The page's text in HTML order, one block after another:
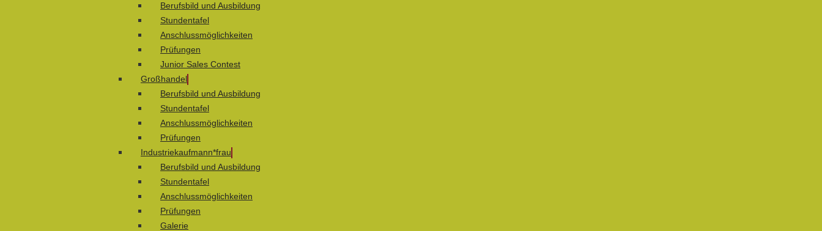
Berufsbild und Ausbildung
Stundentafel
Anschlussmöglichkeiten
Prüfungen
Junior Sales Contest
Großhandel
Berufsbild und Ausbildung
Stundentafel
Anschlussmöglichkeiten
Prüfungen
Industriekaufmann*frau
Berufsbild und Ausbildung
Stundentafel
Anschlussmöglichkeiten
Prüfungen
Galerie